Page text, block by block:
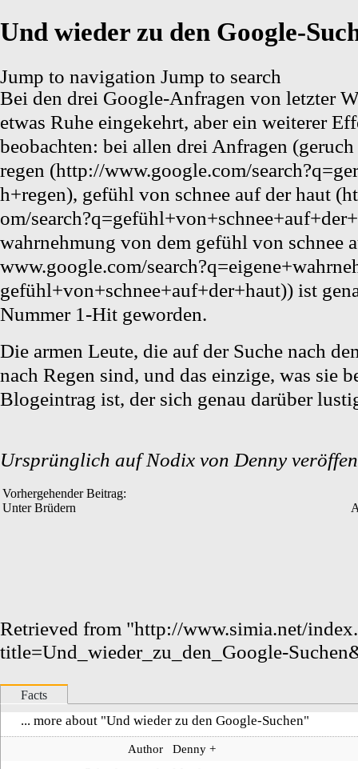
Und wieder zu den Google-
Jump to navigation Jump to search
Bei den drei Google-Anfragen von letzter
etwas Ruhe eingekehrt, aber ein weiterer
beobachten: bei allen drei Anfragen (
regen
, gefühl von schnee auf der haut
wahrnehmung von dem gefühl von schnee
) ist
Nummer 1-Hit geworden.
Die armen Leute, die auf der Suche nach
nach Regen sind, und das einzige, was sie
Blogeintrag ist, der sich genau darüber
Ursprünglich aufNodix von Denny
Vorhergehender Beitrag:
Unter Brüdern
Retrieved from "http://www.simia.net/
title=Und_wieder_zu_den_Google-
Facts
... more about "Und wieder zu den Google-Suchen"
Author Denny +